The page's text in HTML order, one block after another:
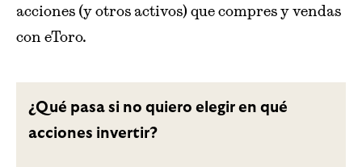
acciones (y otros activos) que compres y vendas
con eToro.
¿Qué pasa si no quiero elegir en qué
acciones invertir?